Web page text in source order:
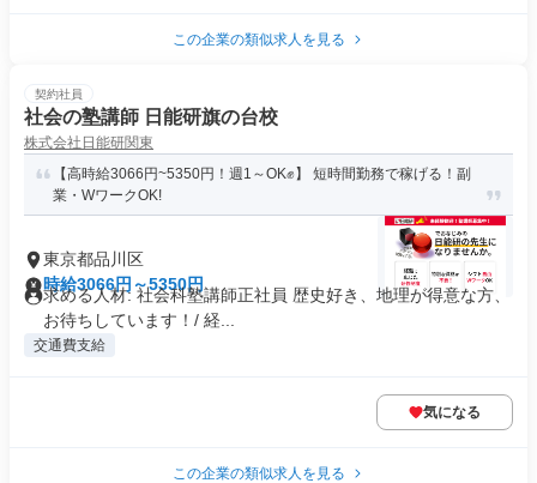
この企業の類似求人を見る
契約社員
社会の塾講師 日能研旗の台校
株式会社日能研関東
【高時給3066円~5350円！週1～OK✊】 短時間勤務で稼げる！副
業・WワークOK!
東京都品川区
時給3066円～5350円
求める人材: 社会科塾講師正社員 歴史好き、地理が得意な方、
お待ちしています！/ 経...
交通費支給
気になる
この企業の類似求人を見る